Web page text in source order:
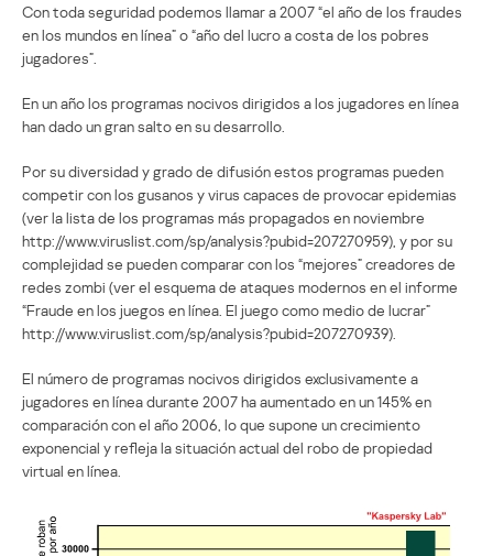
Con toda seguridad podemos llamar a 2007 “el año de los fraudes
en los mundos en línea” o “año del lucro a costa de los pobres
jugadores”.
En un año los programas nocivos dirigidos a los jugadores en línea
han dado un gran salto en su desarrollo.
Por su diversidad y grado de difusión estos programas pueden
competir con los gusanos y virus capaces de provocar epidemias
(ver la lista de los programas más propagados en noviembre
http://www.viruslist.com/sp/analysis?pubid=207270959), y por su
complejidad se pueden comparar con los “mejores” creadores de
redes zombi (ver el esquema de ataques modernos en el informe
“Fraude en los juegos en línea. El juego como medio de lucrar”
http://www.viruslist.com/sp/analysis?pubid=207270939).
El número de programas nocivos dirigidos exclusivamente a
jugadores en línea durante 2007 ha aumentado en un 145% en
comparación con el año 2006, lo que supone un crecimiento
exponencial y refleja la situación actual del robo de propiedad
virtual en línea.